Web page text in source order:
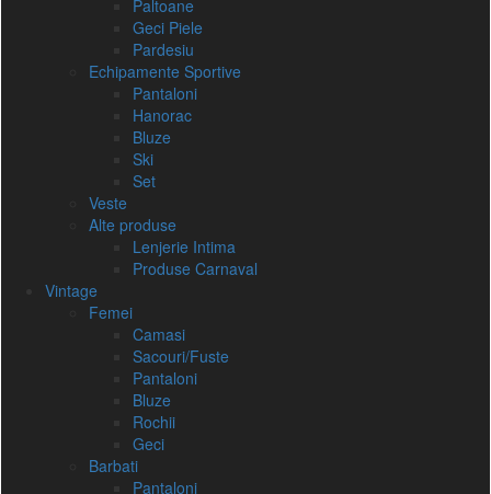
Paltoane
Geci Piele
Pardesiu
Echipamente Sportive
Pantaloni
Hanorac
Bluze
Ski
Set
Veste
Alte produse
Lenjerie Intima
Produse Carnaval
Vintage
Femei
Camasi
Sacouri/Fuste
Pantaloni
Bluze
Rochii
Geci
Barbati
Pantaloni